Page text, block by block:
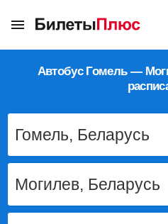
Автобус Гомель —